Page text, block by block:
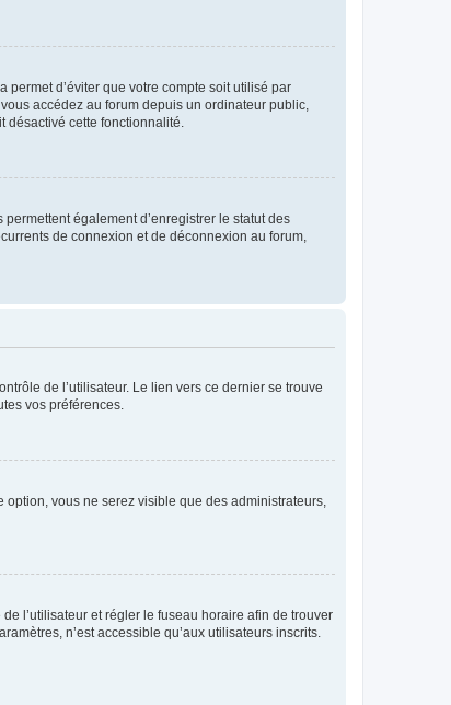
d’éviter que votre compte soit utilisé par
accédez au forum depuis un ordinateur public,
désactivé cette fonctionnalité.
également d’enregistrer le statut des
de connexion et de déconnexion au forum,
de l’utilisateur. Le lien vers ce dernier se trouve
vos préférences.
vous ne serez visible que des administrateurs,
l’utilisateur et régler le fuseau horaire afin de trouver
n’est accessible qu’aux utilisateurs inscrits.